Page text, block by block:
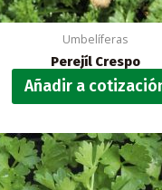
Umbelíferas
Perejíl Crespo
Añadir a